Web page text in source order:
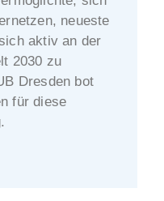
neueste
aktiv an der
2030 zu
Dresden bot
für diese